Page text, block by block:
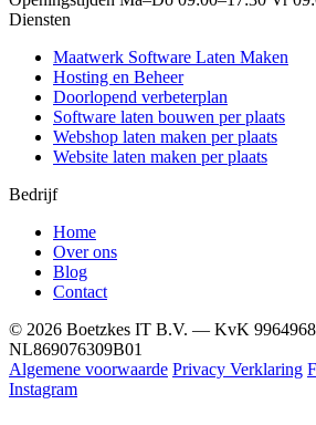
Diensten
Maatwerk Software Laten Maken
Hosting en Beheer
Doorlopend verbeterplan
Software laten bouwen per plaats
Webshop laten maken per plaats
Website laten maken per plaats
Bedrijf
Home
Over ons
Blog
Contact
© 2026 Boetzkes IT B.V. — KvK
NL869076309B01
Algemene voorwaarde Privacy Verklaring
Instagram